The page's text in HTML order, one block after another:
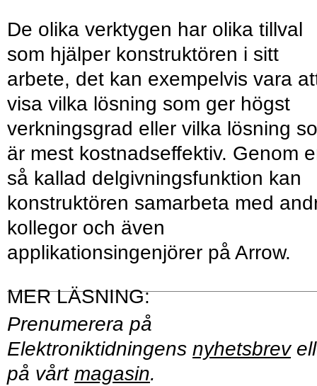
De olika verktygen har olika tillval
som hjälper konstruktören i sitt
arbete, det kan exempelvis vara
visa vilka lösning som ger högst
verkningsgrad eller vilka lösning
är mest kostnadseffektiv. Genom
så kallad delgivningsfunktion kan
konstruktören samarbeta med
kollegor och även
applikationsingenjörer på Arrow.
Prenumerera på
Elektroniktidningens nyhetsbrev
på vårt magasin.